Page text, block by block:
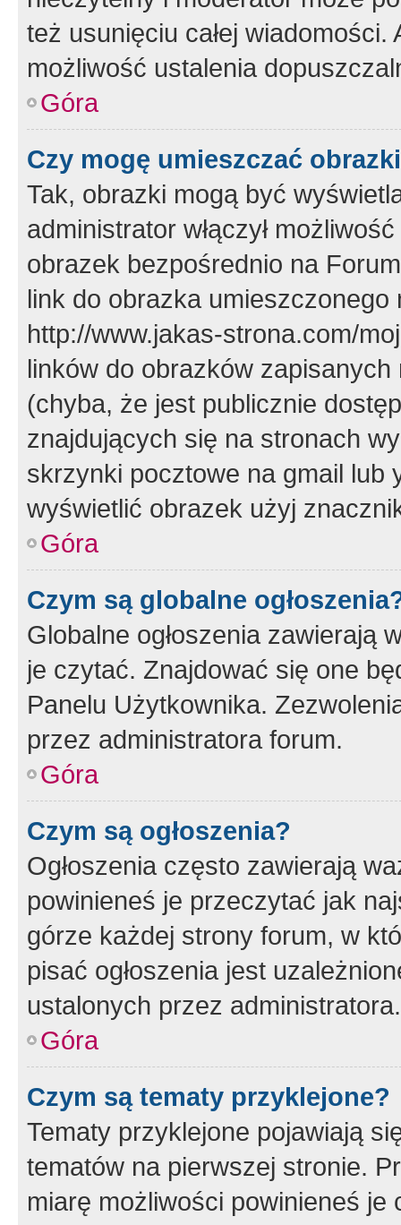
też usunięciu całej
możliwość ustalenia
Góra
Czy mogę umieszczać
Tak, obrazki mogą być
administrator włączył
obrazek bezpośrednio na
link do obrazka
http://www.jakas-strona.com/
linków do obrazków
(chyba, że jest publicznie
znajdujących się na stronach
skrzynki pocztowe na gmail lub
wyświetlić obrazek użyj
Góra
Czym są globalne
Globalne ogłoszenia zawierają
je czytać. Znajdować się one
Panelu Użytkownika.
przez administratora forum.
Góra
Czym są ogłoszenia?
Ogłoszenia często zawierają
powinieneś je przeczytać jak
górze każdej strony forum, w
pisać ogłoszenia jest
ustalonych przez administratora.
Góra
Czym są tematy przyklejone?
Tematy przyklejone pojawiają
tematów na pierwszej stronie.
miarę możliwości powinieneś je